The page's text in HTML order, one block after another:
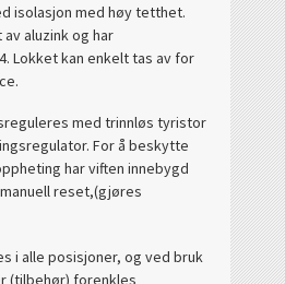
isolasjon med høy tetthet.
aluzink og har
Lokket kan enkelt tas av for
med trinnløs tyristor
For å beskytte
har viften innebygd
reset,(gjøres
i alle posisjoner, og ved bruk
(tilbehør) forenkles